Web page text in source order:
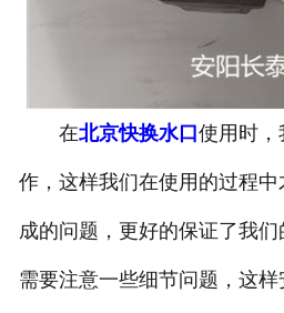
在北京快换水口 使用时，
作，这样我们在使用的过程
成的问题，更好的保证了我
需要注意一些细节问题，这